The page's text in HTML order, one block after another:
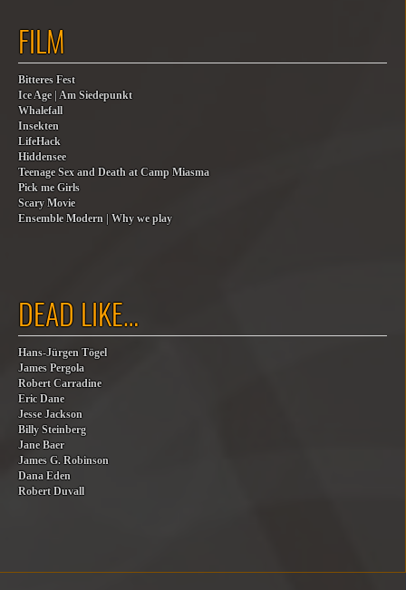
FILM
Bitteres Fest
Ice Age | Am Siedepunkt
Whalefall
Insekten
LifeHack
Hiddensee
Teenage Sex and Death at Camp Miasma
Pick me Girls
Scary Movie
Ensemble Modern | Why we play
DEAD LIKE…
Hans-Jürgen Tögel
James Pergola
Robert Carradine
Eric Dane
Jesse Jackson
Billy Steinberg
Jane Baer
James G. Robinson
Dana Eden
Robert Duvall